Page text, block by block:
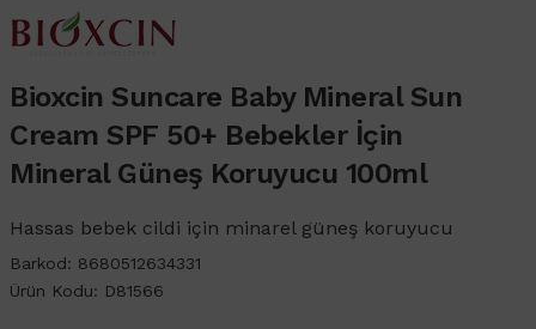
Bioxcin Suncare Baby Mineral Sun
Cream SPF 50+ Bebekler İçin
Mineral Güneş Koruyucu 100ml
Hassas bebek cildi için minarel güneş koruyucu
Barkod: 8680512634331
Ürün Kodu: D81566